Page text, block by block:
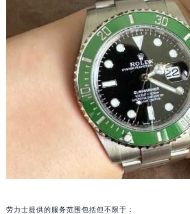
劳力士提供的服务范围包括但不限于：